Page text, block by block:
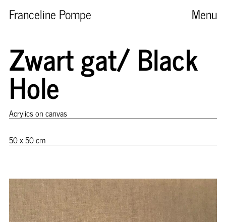
Franceline Pompe Menu
Zwart gat/ Black
Hole
Acrylics on canvas
50 x 50 cm